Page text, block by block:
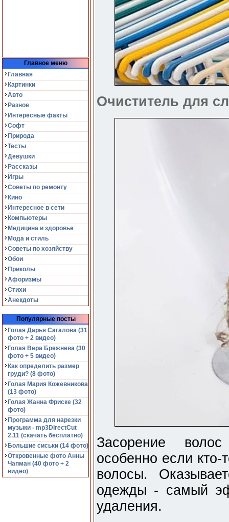
Главное меню
Главная
Картинки
Авто
Разное
Интересные факты
Софт
Природа
Тесты
Девушки
Рассказы
Игры
Советы по ремонту
Кино
Интересное в сети
Компьютеры
Медицина и здоровье
Мода и стиль
Советы по хозяйству
Обои
Приколы
Афоризмы
Стихи
Анекдоты
Популярные посты
Голая Дарья Сагалова (31
фото + 2 видео)
Голая Вера Брежнева (30
фото + 5 видео)
Как определить размер
груди? (8 фото)
Голая Мария Кожевникова
(13 фото)
Голая Жанна Фриске (32
фото)
Программа для нарезки
музыки - mp3DirectCut
2.11 (cкачать бесплатно)
Большие сиськи (14 фото)
Откровенные фото Анны
Чапман (40 фото + 2
видео)
Очиститель для
Засорение
особенно если
волосы.
одежды - самый
удаления.